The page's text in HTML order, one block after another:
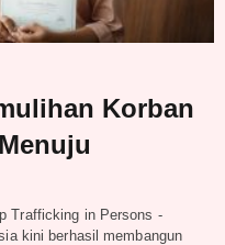
Korban
Trafficking in Persons -
kini berhasil membangun